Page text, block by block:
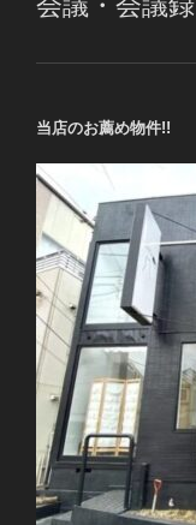
当店のお薦め物件!!